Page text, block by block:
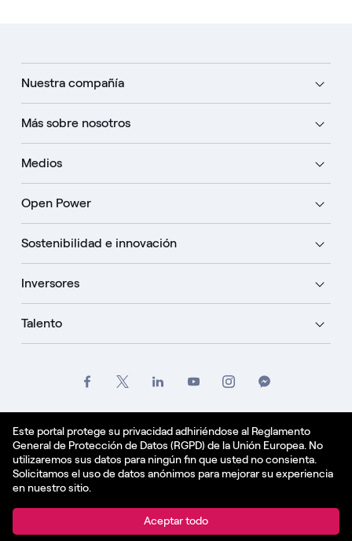
Este portal protege su privacidad adhiriéndose al Reglamento
General de Protección de Datos (RGPD) de la Unión Europea. No
utilizaremos sus datos para ningún fin que usted no consienta.
Solicitamos el uso de datos anónimos para mejorar su experiencia
en nuestro sitio.
Aceptar todo
Nuestra compañía
Más sobre nosotros
Medios
Open Power
Sostenibilidad e innovación
Inversores
Talento
Política de cookies
Español - ES
© Enel Spa All Rights Reserved Enel Spa VAT code